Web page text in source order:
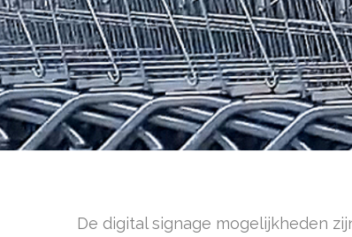
MAAK
De digital signage mogelijkheden